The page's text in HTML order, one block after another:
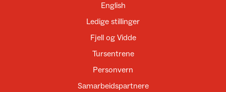
English
Ledige stillinger
Fjell og Vidde
Tursentrene
Personvern
Samarbeidspartnere